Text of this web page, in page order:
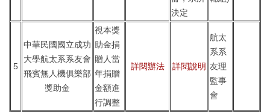
決定
5
中華民國國立成功
大學航太系系友會
飛賓無人機俱樂部
獎助金
視本獎
助金捐
贈人當
年捐贈
金額進
行調整
詳閱辦法 詳閱說明
航太
系系
友理
監事
會